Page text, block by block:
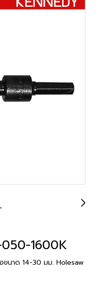
1600K
ขนาด 14-30 มม. Holesaw